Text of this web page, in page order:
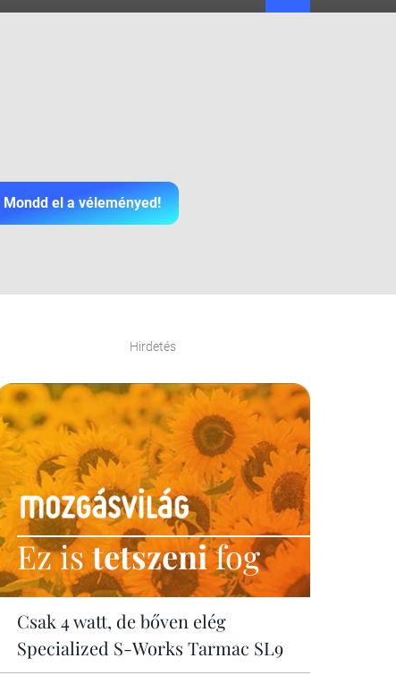
Mondd el a véleményed!
Hirdetés
Ez istetszenifog
Csak 4 watt, de bőven elég
Specialized S-Works Tarmac SL9